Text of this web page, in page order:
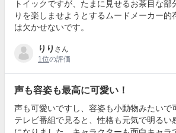
トイックですが、たまに見せるお茶目な部
りを楽しませようとするムードメーカー的
は欠かせないです。
りり さん
1位の評価
声も容姿も最高に可愛い！
声も可愛いですし、容姿も小動物みたいで
テレビ番組で見ると、性格も元気で明るい